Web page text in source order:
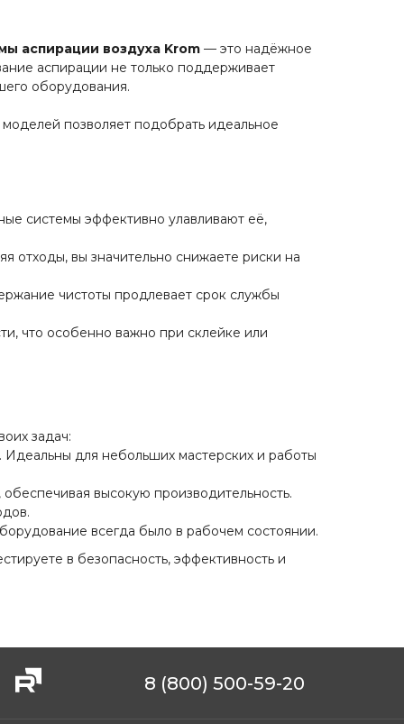
аспирации воздуха Krom — это надёжное
аспирации не только поддерживает
оборудования.
позволяет подобрать идеальное
системы эффективно улавливают её,
отходы, вы значительно снижаете риски на
чистоты продлевает срок службы
что особенно важно при склейке или
задач:
для небольших мастерских и работы
высокую производительность.
всегда было в рабочем состоянии.
в безопасность, эффективность и
8 (800) 500-59-20